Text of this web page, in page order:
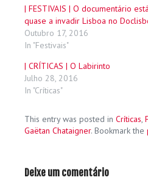
| FESTIVAIS | O documentário
quase a invadir Lisboa no
Outubro 17, 2016
In "Festivais"
| CRÍTICAS | O Labirinto
Julho 28, 2016
In "Críticas"
This entry was posted in Críticas,
Gaëtan Chataigner. Bookmark the
Deixe um comentário